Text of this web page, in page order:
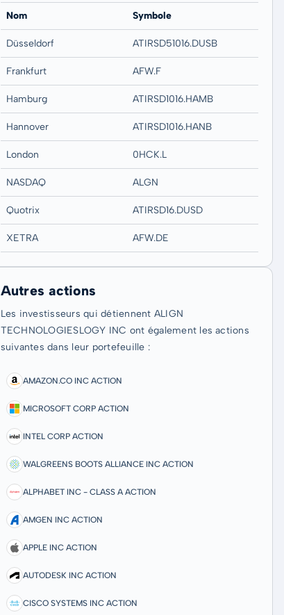
Nom Symbole
Düsseldorf ATIRSD51016.DUSB
Frankfurt AFW.F
Hamburg ATIRSD1016.HAMB
Hannover ATIRSD1016.HANB
London 0HCK.L
NASDAQ ALGN
Quotrix ATIRSD16.DUSD
XETRA AFW.DE
Autres actions
Les investisseurs qui détiennent ALIGN
TECHNOLOGIESLOGY INC ont également les actions
suivantes dans leur portefeuille :
AMAZON.CO INC ACTION
MICROSOFT CORP ACTION
INTEL CORP ACTION
WALGREENS BOOTS ALLIANCE INC ACTION
ALPHABET INC - CLASS A ACTION
AMGEN INC ACTION
APPLE INC ACTION
AUTODESK INC ACTION
CISCO SYSTEMS INC ACTION